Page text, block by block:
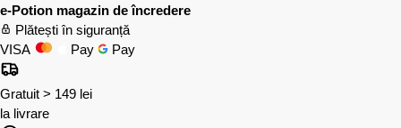
e-Potion magazin de încredere
Plătești în siguranță
VISA
Pay Pay
Gratuit > 149 lei
la livrare